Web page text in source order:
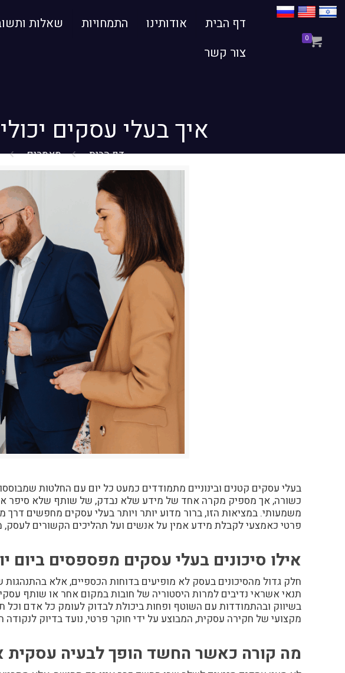
דף הבית אודותינו התמחויות שאלות
צור קשר
0
איך בעלי עסקים
דף הבית מאמרים
בעלי עסקים קטנים ובינוניים מתמודדים כמעט כל יום עם החלטות
כשורה, אך מספיק מקרה אחד של מידע שלא נבדק, של שותף שלא סיפר
משמעותי. במציאות הזו, ברור מדוע יותר ויותר בעלי עסקים מחפשים
פרטי כאמצעי לקבלת מידע אמין על אנשים ועל תהליכים הקשורים
אילו סיכונים בעלי עסקים מפספסים ביום
חלק גדול מהסיכונים בעסק לא מופיעים בדוחות הכספיים, אלא
תנאי אשראי נדיבים למרות היסטוריה של חובות במקום אחר או שותף
בשיווק ובהתמודדות עם השוטף ופחות ביכולת לבדוק לעומק כל אדם
מקצועי של חקירה עסקית, המבוצע על ידי חוקר פרטי, נועד בדיוק
מה קורה כאשר החשד הופך לבעיה עסקית